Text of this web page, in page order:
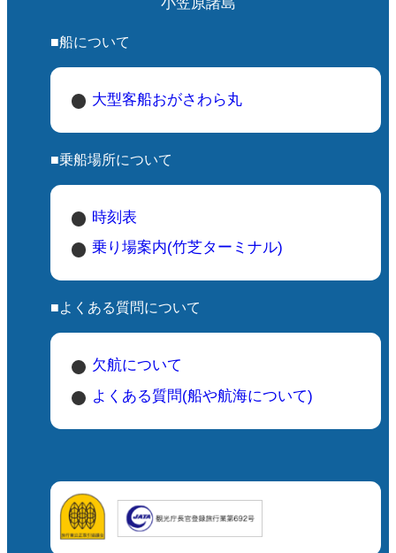
■船について
大型客船おがさわら丸
■乗船場所について
時刻表
乗り場案内(竹芝ターミナル)
■よくある質問について
欠航について
よくある質問(船や航海について)